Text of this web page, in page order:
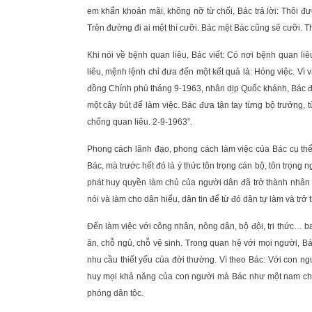
em khẩn khoản mãi, không nỡ từ chối, Bác trả lời: Thôi
Trên đường đi ai mệt thì cưỡi. Bác mệt Bác cũng sẽ cưỡi.
Khi nói về bệnh quan liêu, Bác viết: Có nơi bệnh quan
liêu, mệnh lệnh chỉ đưa đến một kết quả là: Hỏng việc. Vì
đồng Chính phủ tháng 9-1963, nhân dịp Quốc khánh, Bác
một cây bút để làm việc. Bác đưa tận tay từng bộ
chống quan liêu. 2-9-1963”.
Phong cách lãnh đạo, phong cách làm việc của Bác cụ
Bác, mà trước hết đó là ý thức tôn trọng cán bộ, tôn trọng
phát huy quyền làm chủ của người dân đã trở thành
nói và làm cho dân hiểu, dân tin để từ đó dân tự làm và
Đến làm việc với công nhân, nông dân, bộ đội, tri thức…
ăn, chỗ ngủ, chỗ vệ sinh. Trong quan hệ với mọi người,
nhu cầu thiết yếu của đời thường. Vì theo Bác: Với con
huy mọi khả năng của con người mà Bác như một nam
phóng dân tộc.